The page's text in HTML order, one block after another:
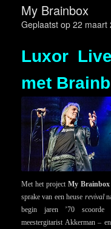
My Brainbox
Geplaatst op 22 maart
Luxor
met
Met het projectMy Brainbox
sprake van een heuse revival
begin jaren ’70 scoorde
meestergitarist Akkerman –